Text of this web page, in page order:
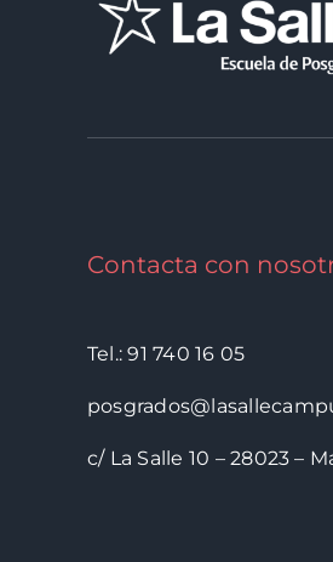
Contacta con
Tel.: 91 740 16 05
c/ La Salle 10 – 28023 –